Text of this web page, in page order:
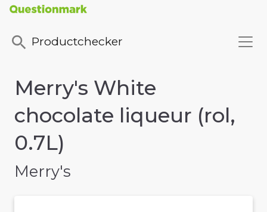
Productchecker
Merry's White
chocolate liqueur (rol,
0.7L)
Merry's